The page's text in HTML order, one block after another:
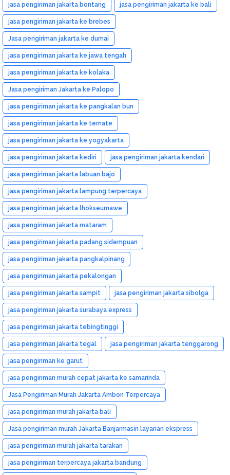
jasa pengiriman jakarta bontang jasa pengiriman jakarta ke bali
jasa pengiriman jakarta ke brebes
Jasa pengiriman jakarta ke dumai
jasa pengiriman jakarta ke jawa tengah
jasa pengiriman jakarta ke kolaka
Jasa pengiriman Jakarta ke Palopo
jasa pengiriman jakarta ke pangkalan bun
jasa pengiriman jakarta ke ternate
jasa pengiriman jakarta ke yogyakarta
jasa pengiriman jakarta kediri jasa pengiriman jakarta kendari
jasa pengiriman jakarta labuan bajo
jasa pengiriman jakarta lampung terpercaya
jasa pengiriman jakarta lhokseumawe
jasa pengiriman jakarta mataram
jasa pengiriman jakarta padang sidempuan
jasa pengiriman jakarta pangkalpinang
jasa pengiriman jakarta pekalongan
jasa pengiriman jakarta sampit jasa pengiriman jakarta sibolga
jasa pengiriman jakarta surabaya express
jasa pengiriman jakarta tebingtinggi
jasa pengiriman jakarta tegal jasa pengiriman jakarta tenggarong
jasa pengiriman ke garut
jasa pengiriman murah cepat jakarta ke samarinda
Jasa Pengiriman Murah Jakarta Ambon Terpercaya
jasa pengiriman murah jakarta bali
Jasa pengiriman murah Jakarta Banjarmasin layanan ekspress
jasa pengiriman murah jakarta tarakan
jasa pengiriman terpercaya jakarta bandung